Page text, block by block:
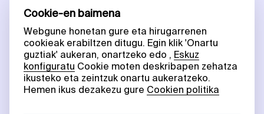
Xabier
Salaberria:
Demosa
Berreraikitzea